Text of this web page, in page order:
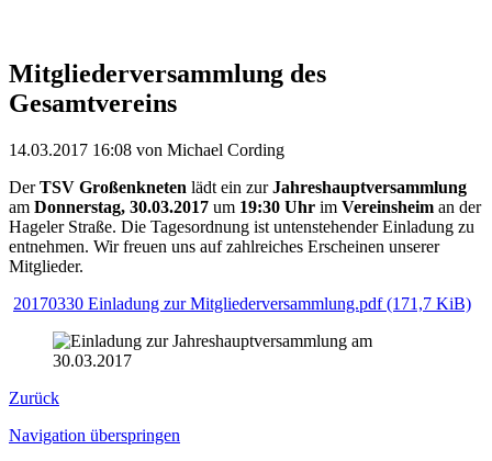
Mitgliederversammlung des
Gesamtvereins
14.03.2017 16:08 von Michael Cording
DerTSV Großenkneten lädt ein zurJahreshauptversammlung
am Donnerstag, 30.03.2017 um 19:30 Uhr im Vereinsheim an der
Hageler Straße. Die Tagesordnung ist untenstehender Einladung zu
entnehmen. Wir freuen uns auf zahlreiches Erscheinen unserer
Mitglieder.
20170330 Einladung zur Mitgliederversammlung.pdf(171,7 KiB)
Zurück
Navigation überspringen